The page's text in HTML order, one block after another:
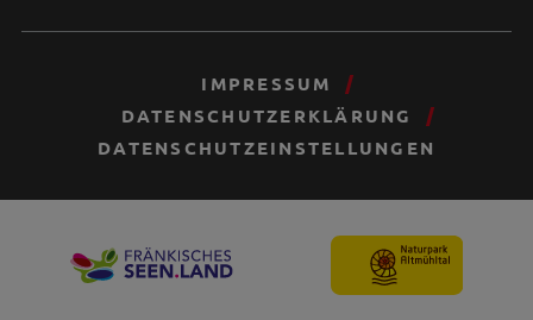
IMPRESSUM
DATENSCHUTZERKLÄRUNG
DATENSCHUTZEINSTELLUNGEN